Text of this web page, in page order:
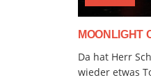
MOONLIGHT
Da hat Herr
wieder etwas